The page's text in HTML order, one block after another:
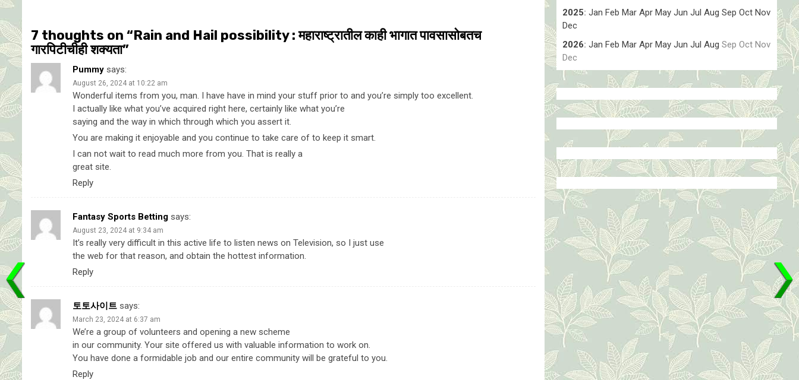
7 thoughts on “Rain and Hail possibility : महाराष्ट्रातील काही भागात पावसासाेबतच
गारपिटीचीही शक्यता”
Pummy says:
August 26, 2024 at 10:22 am
Wonderful items from you, man. I have have in mind your stuff prior to and you’re simply too excellent.
I actually like what you’ve acquired right here, certainly like what you’re
saying and the way in which through which you assert it.
You are making it enjoyable and you continue to take care of to keep it smart.
I can not wait to read much more from you. That is really a
great site.
Reply
Fantasy Sports Betting says:
August 23, 2024 at 9:34 am
It’s really very difficult in this active life to listen news on Television, so I just use
the web for that reason, and obtain the hottest information.
Reply
토토사이트 says:
March 23, 2024 at 6:37 am
We’re a group of volunteers and opening a new scheme
in our community. Your site offered us with valuable information to work on.
You have done a formidable job and our entire community will be grateful to you.
Reply
2025: Jan Feb Mar Apr May Jun Jul Aug Sep Oct Nov
Dec
2026: Jan Feb Mar Apr May Jun Jul Aug Sep Oct Nov
Dec